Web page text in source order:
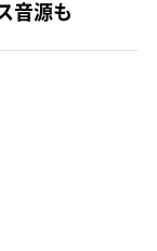
音源も